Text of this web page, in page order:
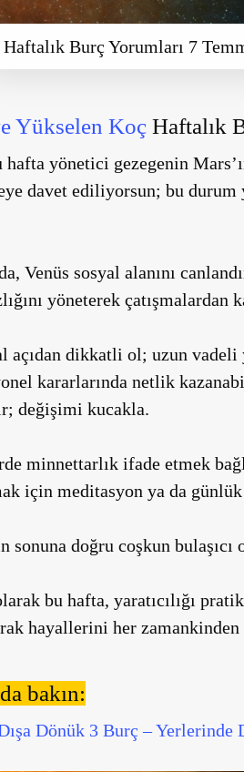
Haftalık Burç Yorumları 7
Yükselen Koç Haftalık
hafta yönetici gezegenin
davet ediliyorsun; bu durum
Venüs sosyal alanını
yöneterek çatışmalardan
açıdan dikkatli ol; uzun vadeli
kararlarında netlik
değişimi kucakla.
minnettarlık ifade etmek
için meditasyon ya da
sonuna doğru coşkun
bu hafta, yaratıcılığı
hayallerini her
bakın:
Dönük 3 Burç – Yerlerinde